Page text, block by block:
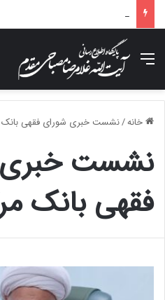
منو
خانه/نشست خبری شورای فقهی بانک
نشست خبری
فقهی بانک